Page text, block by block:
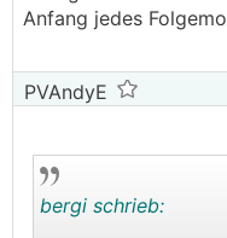
Anfang jedes
PVAndyE
bergi schrieb: